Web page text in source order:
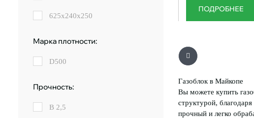
625x240x250
Марка плотности:
D500
Прочность:
B 2,5
ПОДРОБНЕЕ
Газоблок в Майкопе
Вы можете купить
структурой,
прочный и легко